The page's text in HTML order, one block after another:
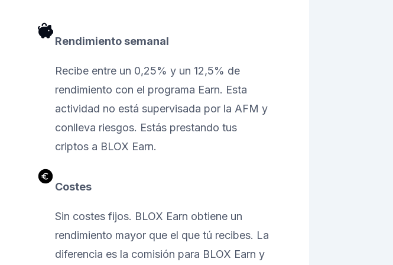
Rendimiento semanal
Recibe entre un 0,25% y un 12,5% de
rendimiento con el programa Earn. Esta
actividad no está supervisada por la AFM y
conlleva riesgos. Estás prestando tus
criptos a BLOX Earn.
Costes
Sin costes fijos. BLOX Earn obtiene un
rendimiento mayor que el que tú recibes. La
diferencia es la comisión para BLOX Earn y